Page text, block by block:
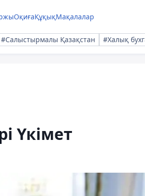
ОқиғаҚұқықМақалалар
#Салыстырмалы Қазақстан #Халық
Үкімет